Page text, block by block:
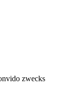
zwecks